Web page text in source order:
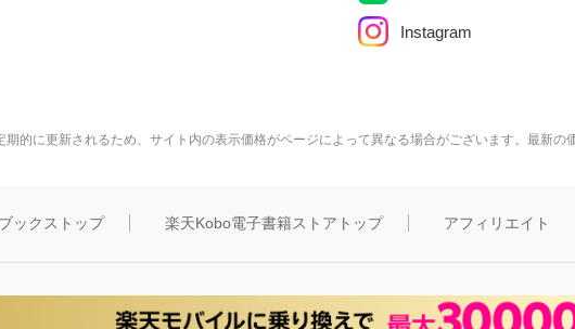
Instagram
期的に更新されるため、サイト内の表示価格がページによって異なる場合がございます。最新の
ックストップ 楽天Kobo電子書籍ストアトップ アフィリエイト